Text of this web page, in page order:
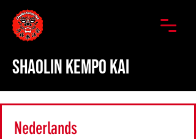
SHAOLIN KEMPO KAI
Nederlands